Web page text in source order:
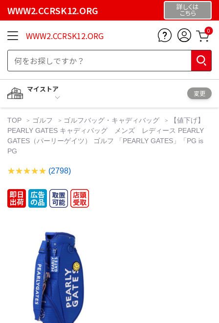
WWW2.CCRSK12.ORG 詳しくは
こちら
WWW2.CCRSK12.ORG 0
マイストア
変更
TOP ゴルフ ゴルフバッグ・キャディバッグ
【値下げ】
PEARLY GATES キャディバッグ メンズ レディース PEARLY
GATES（パーリーゲイツ） ゴルフ 「PEARLY GATES」「PG is
PG
(2798)